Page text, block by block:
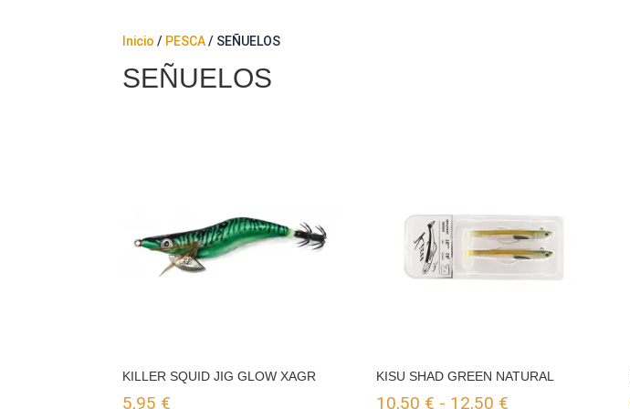
Inicio / PESCA/ SEÑUELOS
SEÑUELOS
KILLER SQUID JIG GLOW XAGR
5,95 €
KISU SHAD GREEN NATURAL
10,50 € - 12,50 €